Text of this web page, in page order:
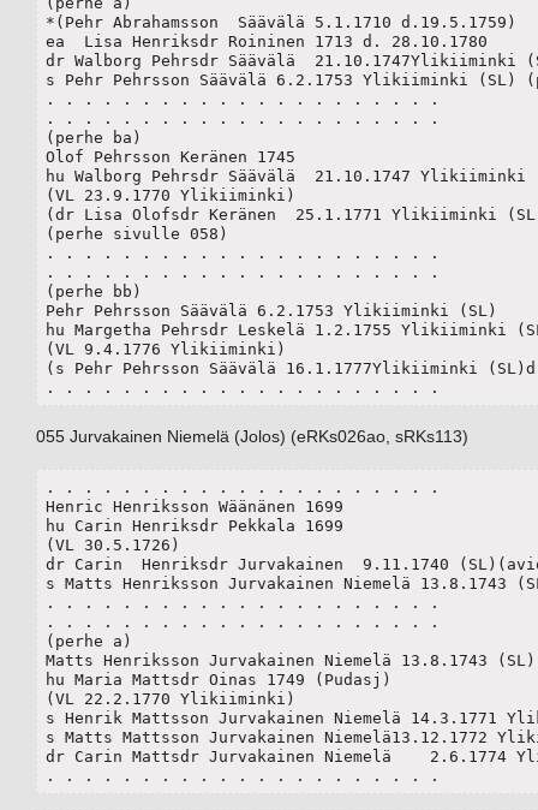
*(Pehr Abrahamsson  Säävälä 5.1.1710 d.19.5.1759)
ea  Lisa Henriksdr Roininen 1713 d. 28.10.1780
dr Walborg Pehrsdr Säävälä  21.10.1747Ylikiiminki
s Pehr Pehrsson Säävälä 6.2.1753 Ylikiiminki (SL)
. . . . . . . . . . . . . . . . . . . . .
. . . . . . . . . . . . . . . . . . . . .
(perhe ba)
Olof Pehrsson Keränen 1745
hu Walborg Pehrsdr Säävälä  21.10.1747 Ylikiiminki
(VL 23.9.1770 Ylikiiminki)
(dr Lisa Olofsdr Keränen  25.1.1771 Ylikiiminki
(perhe sivulle 058)
. . . . . . . . . . . . . . . . . . . . .
. . . . . . . . . . . . . . . . . . . . .
(perhe bb)
Pehr Pehrsson Säävälä 6.2.1753 Ylikiiminki (SL)
hu Margetha Pehrsdr Leskelä 1.2.1755 Ylikiiminki
(VL 9.4.1776 Ylikiiminki)
(s Pehr Pehrsson Säävälä 16.1.1777Ylikiiminki
. . . . . . . . . . . . . . . . . . . . .
055 Jurvakainen Niemelä (Jolos) (eRKs026ao, sRKs113)
. . . . . . . . . . . . . . . . . . . . .
Henric Henriksson Wäänänen 1699
hu Carin Henriksdr Pekkala 1699
(VL 30.5.1726)
dr Carin  Henriksdr Jurvakainen  9.11.1740
s Matts Henriksson Jurvakainen Niemelä 13.8.1743
. . . . . . . . . . . . . . . . . . . . .
. . . . . . . . . . . . . . . . . . . . .
(perhe a)
Matts Henriksson Jurvakainen Niemelä 13.8.1743 (SL)
hu Maria Mattsdr Oinas 1749 (Pudasj)
(VL 22.2.1770 Ylikiiminki)
s Henrik Mattsson Jurvakainen Niemelä 14.3.1771
s Matts Mattsson Jurvakainen Niemelä13.12.1772
dr Carin Mattsdr Jurvakainen Niemelä	2.6.1774 Ylikiiminki (SL)
. . . . . . . . . . . . . . . . . . . . .